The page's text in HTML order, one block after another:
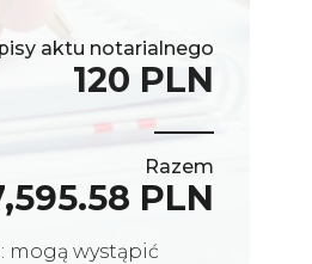
aktu notarialnego
120 PLN
Razem
PLN
mogą wystąpić